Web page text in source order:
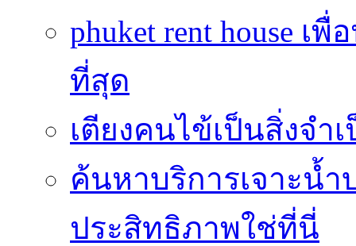
phuket rent house
ที่สุด
เตียงคนไข้เป็นสิ่งจำ
ค้นหาบริการเจาะน้
ประสิทธิภาพใช่ที่นี่